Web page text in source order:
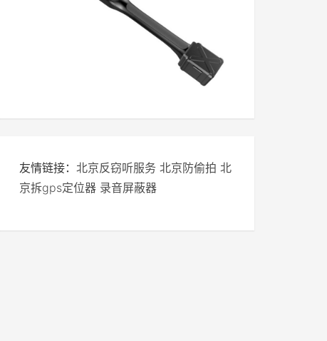
友情链接： 北京反窃听服务 北京防偷拍 北
京拆gps定位器 录音屏蔽器